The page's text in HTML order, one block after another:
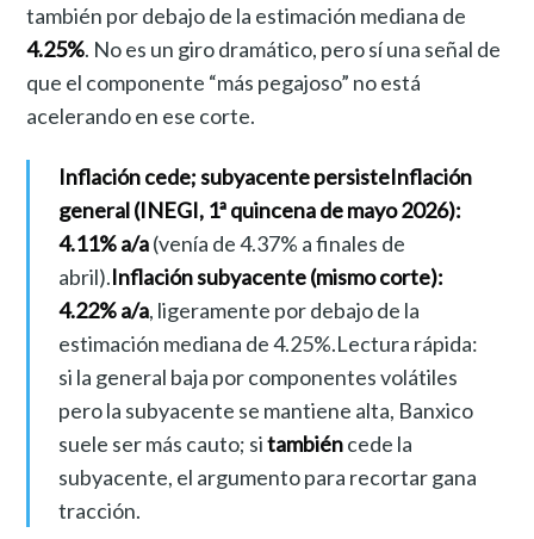
también por debajo de la estimación mediana de
4.25%. No es un giro dramático, pero sí una señal de
que el componente “más pegajoso” no está
acelerando en ese corte.
Inflación cede; subyacente persisteInflación
general (INEGI, 1ª quincena de mayo 2026):
4.11% a/a(venía de 4.37% a finales de
abril).Inflación subyacente (mismo corte):
4.22% a/a, ligeramente por debajo de la
estimación mediana de 4.25%.Lectura rápida:
si la general baja por componentes volátiles
pero la subyacente se mantiene alta, Banxico
suele ser más cauto; sitambiéncede la
subyacente, el argumento para recortar gana
tracción.